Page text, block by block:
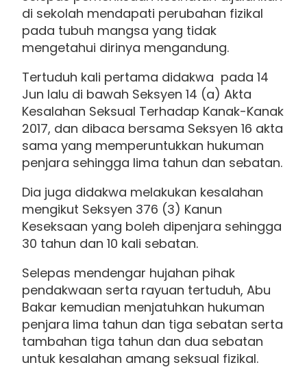
di sekolah mendapati perubahan fizikal
pada tubuh mangsa yang tidak
mengetahui dirinya mengandung.
Tertuduh kali pertama didakwa pada 14
Jun lalu di bawah Seksyen 14 (a) Akta
Kesalahan Seksual Terhadap Kanak-Kanak
2017, dan dibaca bersama Seksyen 16 akta
sama yang memperuntukkan hukuman
penjara sehingga lima tahun dan sebatan.
Dia juga didakwa melakukan kesalahan
mengikut Seksyen 376 (3) Kanun
Keseksaan yang boleh dipenjara sehingga
30 tahun dan 10 kali sebatan.
Selepas mendengar hujahan pihak
pendakwaan serta rayuan tertuduh, Abu
Bakar kemudian menjatuhkan hukuman
penjara lima tahun dan tiga sebatan serta
tambahan tiga tahun dan dua sebatan
untuk kesalahan amang seksual fizikal.